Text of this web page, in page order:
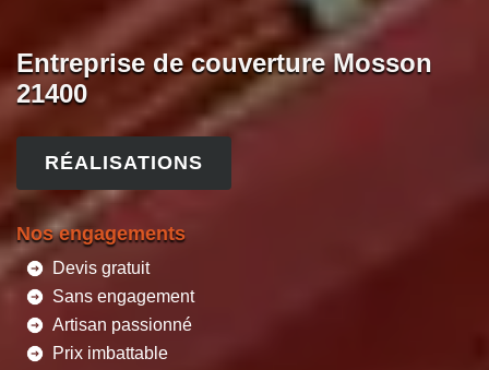
Entreprise de couverture Mosson
21400
RÉALISATIONS
Nos engagements
Devis gratuit
Sans engagement
Artisan passionné
Prix imbattable